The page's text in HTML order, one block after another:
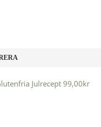
Julrecept 99,00kr